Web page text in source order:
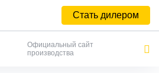
Стать дилером
Официальный сайт
производства